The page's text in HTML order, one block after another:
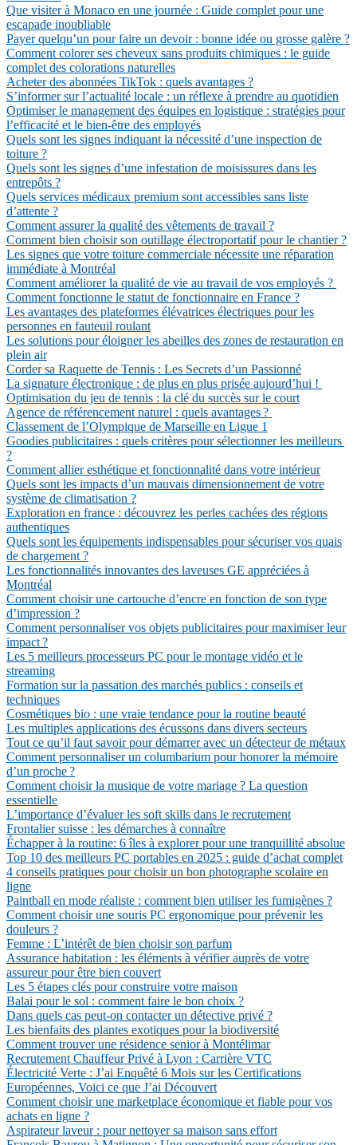
Que visiter à Monaco en une journée : Guide complet pour une
escapade inoubliable
Payer quelqu’un pour faire un devoir : bonne idée ou grosse galère ?
Comment colorer ses cheveux sans produits chimiques : le guide
complet des colorations naturelles
Acheter des abonnées TikTok : quels avantages ?
S’informer sur l’actualité locale : un réflexe à prendre au quotidien
Optimiser le management des équipes en logistique : stratégies pour
l’efficacité et le bien-être des employés
Quels sont les signes indiquant la nécessité d’une inspection de
toiture ?
Quels sont les signes d’une infestation de moisissures dans les
entrepôts ?
Quels services médicaux premium sont accessibles sans liste
d’attente ?
Comment assurer la qualité des vêtements de travail ?
Comment bien choisir son outillage électroportatif pour le chantier ?
Les signes que votre toiture commerciale nécessite une réparation
immédiate à Montréal
Comment améliorer la qualité de vie au travail de vos employés ?
Comment fonctionne le statut de fonctionnaire en France ?
Les avantages des plateformes élévatrices électriques pour les
personnes en fauteuil roulant
Les solutions pour éloigner les abeilles des zones de restauration en
plein air
Corder sa Raquette de Tennis : Les Secrets d’un Passionné
La signature électronique : de plus en plus prisée aujourd’hui !
Optimisation du jeu de tennis : la clé du succès sur le court
Agence de référencement naturel : quels avantages ?
Classement de l’Olympique de Marseille en Ligue 1
Goodies publicitaires : quels critères pour sélectionner les meilleurs
?
Comment allier esthétique et fonctionnalité dans votre intérieur
Quels sont les impacts d’un mauvais dimensionnement de votre
système de climatisation ?
Exploration en france : découvrez les perles cachées des régions
authentiques
Quels sont les équipements indispensables pour sécuriser vos quais
de chargement ?
Les fonctionnalités innovantes des laveuses GE appréciées à
Montréal
Comment choisir une cartouche d’encre en fonction de son type
d’impression ?
Comment personnaliser vos objets publicitaires pour maximiser leur
impact ?
Les 5 meilleurs processeurs PC pour le montage vidéo et le
streaming
Formation sur la passation des marchés publics : conseils et
techniques
Cosmétiques bio : une vraie tendance pour la routine beauté
Les multiples applications des écussons dans divers secteurs
Tout ce qu’il faut savoir pour démarrer avec un détecteur de métaux
Comment personnaliser un columbarium pour honorer la mémoire
d’un proche ?
Comment choisir la musique de votre mariage ? La question
essentielle
L’importance d’évaluer les soft skills dans le recrutement
Frontalier suisse : les démarches à connaître
Échapper à la routine: 6 îles à explorer pour une tranquillité absolue
Top 10 des meilleurs PC portables en 2025 : guide d’achat complet
4 conseils pratiques pour choisir un bon photographe scolaire en
ligne
Paintball en mode réaliste : comment bien utiliser les fumigènes ?
Comment choisir une souris PC ergonomique pour prévenir les
douleurs ?
Femme : L’intérêt de bien choisir son parfum
Assurance habitation : les éléments à vérifier auprès de votre
assureur pour être bien couvert
Les 5 étapes clés pour construire votre maison
Balai pour le sol : comment faire le bon choix ?
Dans quels cas peut-on contacter un détective privé ?
Les bienfaits des plantes exotiques pour la biodiversité
Comment trouver une résidence senior à Montélimar
Recrutement Chauffeur Privé à Lyon : Carrière VTC
Électricité Verte : J’ai Enquêté 6 Mois sur les Certifications
Européennes, Voici ce que J’ai Découvert
Comment choisir une marketplace économique et fiable pour vos
achats en ligne ?
Aspirateur laveur : pour nettoyer sa maison sans effort